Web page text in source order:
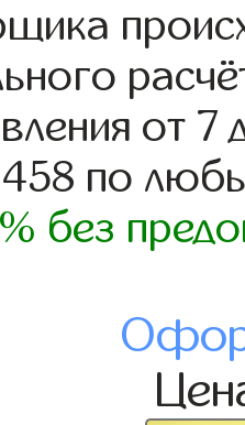
от 7
по
без